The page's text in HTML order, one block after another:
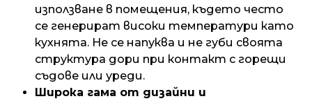
използване в помещения, където често
се генерират високи температури като
кухнята. Не се напуква и не губи своята
структура дори при контакт с горещи
съдове или уреди.
Широка гама от дизайни и